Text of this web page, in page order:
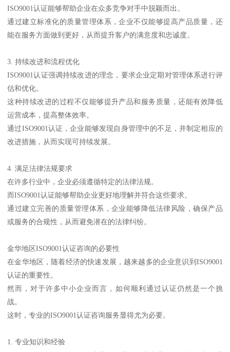
ISO9001认证能够帮助企业在众多竞争对手中脱颖而出。
通过建立标准化的质量管理体系，企业不仅能够提高产品质量，还
能在服务方面做到更好，从而提升客户的满意度和忠诚度。
3. 持续改进和流程优化
ISO9001认证强调持续改进的理念，要求企业定期对管理体系进行评
估和优化。
这种持续改进的过程不仅能够提升产品和服务质量，还能有效降低
运营成本，提高整体效率。
通过ISO9001认证，企业能够发现自身管理中的不足，并制定相应的
改进措施，从而实现可持续发展。
4. 满足法律法规要求
在许多行业中，企业必须遵循特定的法律法规。
而ISO9001认证能够帮助企业更好地理解并符合这些要求。
通过建立完善的质量管理体系，企业能够降低法律风险，确保产品
或服务的合规性，从而避免潜在的法律纠纷。
金华地区ISO9001认证咨询的必要性
在金华地区，随着经济的快速发展，越来越多的企业意识到ISO9001
认证的重要性。
然而，对于许多中小企业而言，如何顺利通过认证仍然是一个挑
战。
这时，专业的ISO9001认证咨询服务显得尤为必要。
1. 专业知识和经验